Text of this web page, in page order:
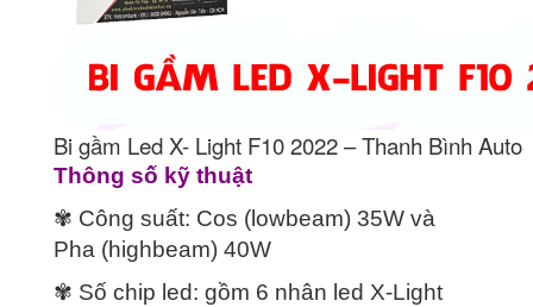
Bi gầm Led X- Light F10 2022 – Thanh Bình Auto
Thông số kỹ thuật
✾ Công suất: Cos (lowbeam) 35W và
Pha (highbeam) 40W
✾ Số chip led: gồm 6 nhân led X-Light